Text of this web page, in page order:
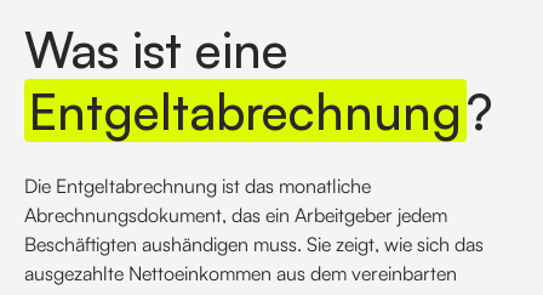
Was ist eine
Entgeltabrechnung?
Die Entgeltabrechnung ist das monatliche
Abrechnungsdokument, das ein Arbeitgeber jedem
Beschäftigten aushändigen muss. Sie zeigt, wie sich das
ausgezahlte Nettoeinkommen aus dem vereinbarten